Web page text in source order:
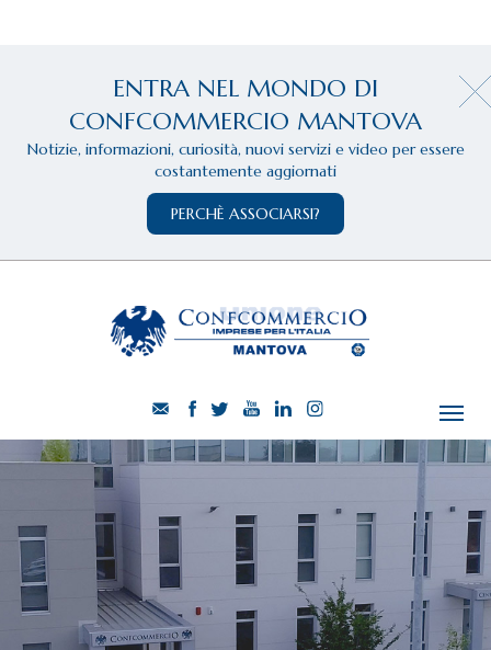
ENTRA NEL MONDO DI
CONFCOMMERCIO MANTOVA
Notizie, informazioni, curiosità, nuovi servizi e video per essere
costantemente aggiornati
PERCHÈ ASSOCIARSI?
CHI SIAMO
SERVIZI
CATEGORIE
DELEGAZIONI